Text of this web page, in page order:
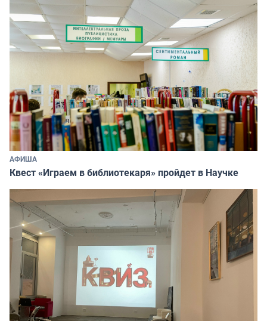
АФИША
Квест «Играем в библиотекаря» пройдет в Научке